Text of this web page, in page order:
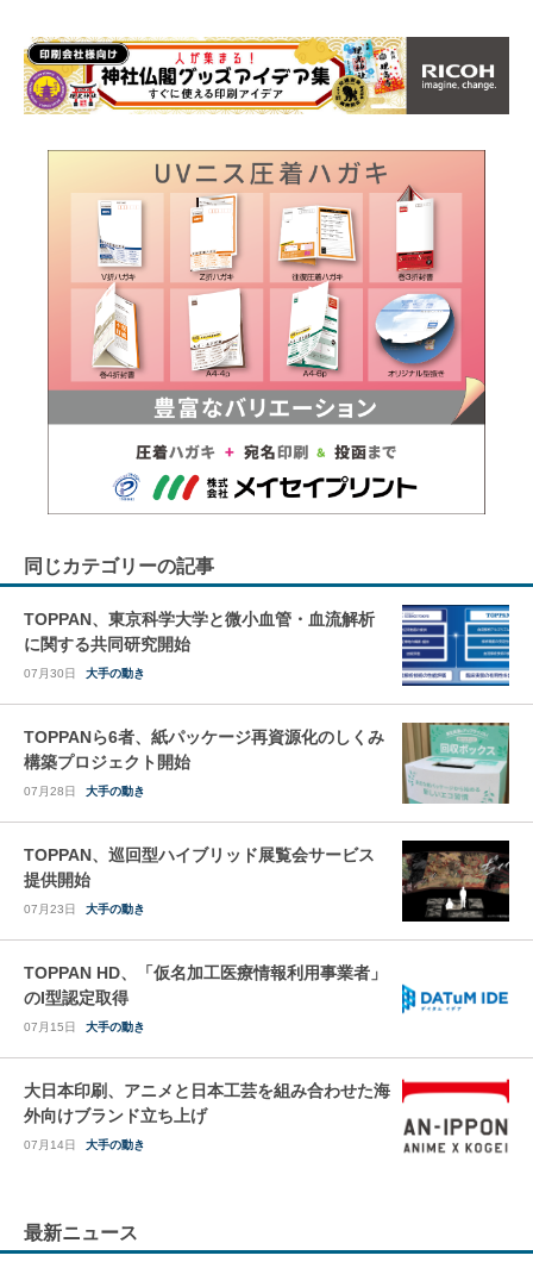
同じカテゴリーの記事
TOPPAN、東京科学大学と微小血管・血流解析
に関する共同研究開始
07月30日 大手の動き
TOPPANら6者、紙パッケージ再資源化のしくみ
構築プロジェクト開始
07月28日 大手の動き
TOPPAN、巡回型ハイブリッド展覧会サービス
提供開始
07月23日 大手の動き
TOPPAN HD、「仮名加工医療情報利用事業者」
のI型認定取得
07月15日 大手の動き
大日本印刷、アニメと日本工芸を組み合わせた海
外向けブランド立ち上げ
07月14日 大手の動き
最新ニュース